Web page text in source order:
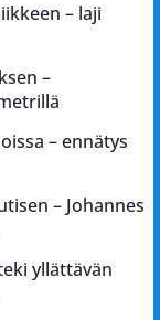
– laji
–
– ennätys
– Johannes
yllättävän